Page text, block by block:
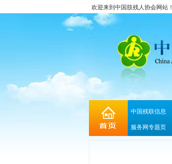
欢迎来到中国肢残人协会网站！
中国残联信息
服务网专题页